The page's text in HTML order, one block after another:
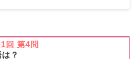
回 第4問
？